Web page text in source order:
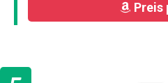
Preis